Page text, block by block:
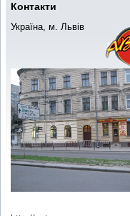
Контакти
Україна, м. Львів